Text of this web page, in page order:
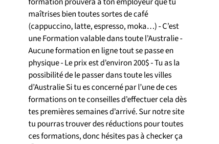
maîtrises bien toutes sortes de café
(cappuccino, latte, espresso, moka…) ⁃ C’est
une Formation valable dans toute l’Australie ⁃
Aucune formation en ligne tout se passe en
physique ⁃ Le prix est d’environ 200$ ⁃ Tu as la
possibilité de le passer dans toute les villes
d’Australie Si tu es concerné par l’une de ces
formations on te conseilles d’effectuer cela dès
tes premières semaines d’arrivé. Sur notre site
tu pourras trouver des réductions pour toutes
ces formations, donc hésites pas à checker ça